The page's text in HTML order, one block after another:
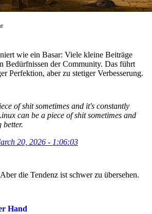
wie ein Basar: Viele kleine Beiträge
Bedürfnissen der Community. Das führt
Perfektion, aber zu stetiger Verbesserung.
of shit sometimes and it's constantly
can be a piece of shit sometimes and
better.
20, 2026 - 1:06:03
die Tendenz ist schwer zu übersehen.
Hand